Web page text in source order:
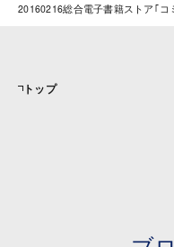
20160216総合電子書籍ストア｢
トップ